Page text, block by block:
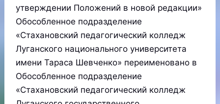
утверждении Положений в новой редакции»
Обособленное подразделение
«Стахановский педагогический колледж
Луганского национального университета
имени Тараса Шевченко» переименовано в
Обособленное подразделение
«Стахановский педагогический колледж